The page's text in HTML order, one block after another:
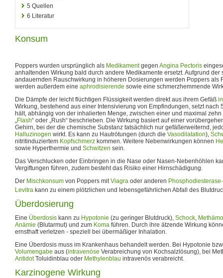
5 Quellen
6 Literatur
Konsum
Poppers wurden ursprünglich als Medikamentgegen Angina Pectoris
anhaltenden Wirkung bald durch andere Medikamente ersetzt. Aufgrund der
andauernden Rauschwirkung in höheren Dosierungen werden Poppers als
werden außerdem eine aphrodisierende sowie eine schmerzhemmende
Die Dämpfe der leicht flüchtigen Flüssigkeit werden direkt aus ihrem Gefäß
Wirkung, bestehend aus einer Intensivierung von Empfindungen, setzt nach
hält, abhängig von der inhalierten Menge, zwischen einer und maximal
„Flash“ oder „Rush“ beschrieben. Die Wirkung basiert auf einer
Gehirn, bei der die chemische Substanz tatsächlich nur gefäßerweiternd,
Halluzinogen wirkt. Es kann zu Hautrötungen (durch die Vasodilatation),
nitritinduziertem Kopfschmerz kommen. Weitere Nebenwirkungen können
sowie Hyperthermie und Schwitzen sein.
Das Verschlucken oder Einbringen in die Nase oder Nasen-Nebenhöhlen
Vergiftungen führen, zudem besteht das Risiko einer Hirnschädigung.
Der Mischkonsum von Poppers mitViagra oder anderen
Levitra kann zu einem plötzlichen und lebensgefährlichen Abfall des
Überdosierung
Eine Überdosis kann zu Hypotonie (zu geringer Blutdruck), Schock,
Anämie (Blutarmut) und zum Koma führen. Durch ihre ätzende Wirkung
ernsthaft verletzen - speziell bei übermäßiger Inhalation.
Eine Überdosis muss im Krankenhaus behandelt werden. Bei Hypotonie
Volumengabe aus (intravenöse Verabreichung von Kochsalzlösung), bei
AntidotToluidinblau oder Methylenblau intravenös verabreicht.
Karzinogene Wirkung